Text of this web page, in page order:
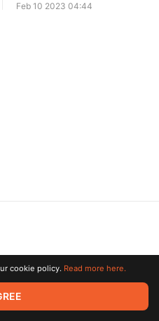
Feb 10 2023 04:44
rights reserved. All trademarks
owners.
cookie policy. Read more here.